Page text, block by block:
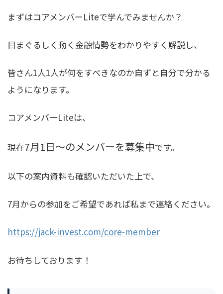
まずはコアメンバーLiteで学んでみませんか？
目まぐるしく動く金融情勢をわかりやすく解説し、
皆さん1人1人が何をすべきなのか自ずと自分で分かる
ようになります。
コアメンバーLiteは、
現在7月1日〜のメンバーを募集中です。
以下の案内資料も確認いただいた上で、
7月からの参加をご希望であれば私まで連絡ください。
https://jack-invest.com/core-member
お待ちしております！